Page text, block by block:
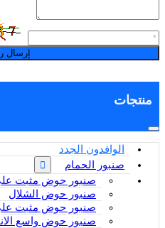
إرسال
منتجات
الوافدون الجدد
صنبور الحمام
صنبور حوض مثبت
صنبور حوض الشلال
صنبور حوض مثبت
صنبور حوض واسع